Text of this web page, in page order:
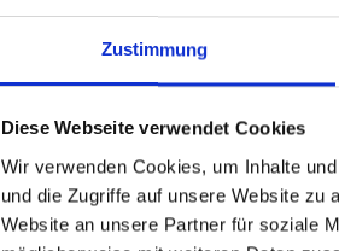
Zustimmung
Diese Webseite verwendet Cookies
Wir verwenden Cookies, um Inhalte
und die Zugriffe auf unsere Website zu
Website an unsere Partner für soziale